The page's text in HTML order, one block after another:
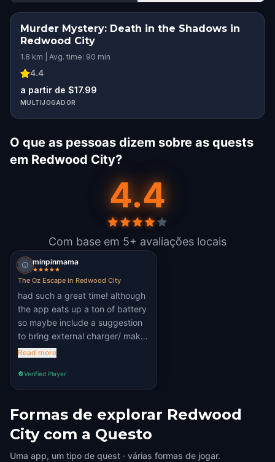
Murder Mystery: Death in the Shadows in
Redwood City
1.8 km | Avg. time: 90 min
4.4
a partir de $17.99
MULTIJOGADOR
O que as pessoas dizem sobre as quests
em Redwood City?
4.4
Com base em 5+ avaliações locais
minpinmama
The Oz Escape in Redwood City
had such a great time! although
the app eats up a ton of battery
so maybe include a suggestion
to bring external charger/ make
sure phone is at 100% in the
Read more
Verified Player
Formas de explorar Redwood
City com a Questo
Uma app, um tipo de quest · várias formas de jogar.